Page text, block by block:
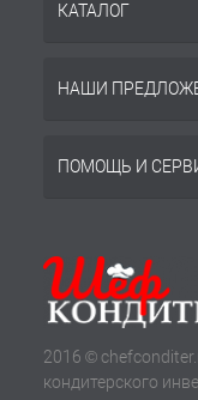
КАТАЛОГ
НАШИ
ПОМОЩЬ И
2016 ©
кондитерского